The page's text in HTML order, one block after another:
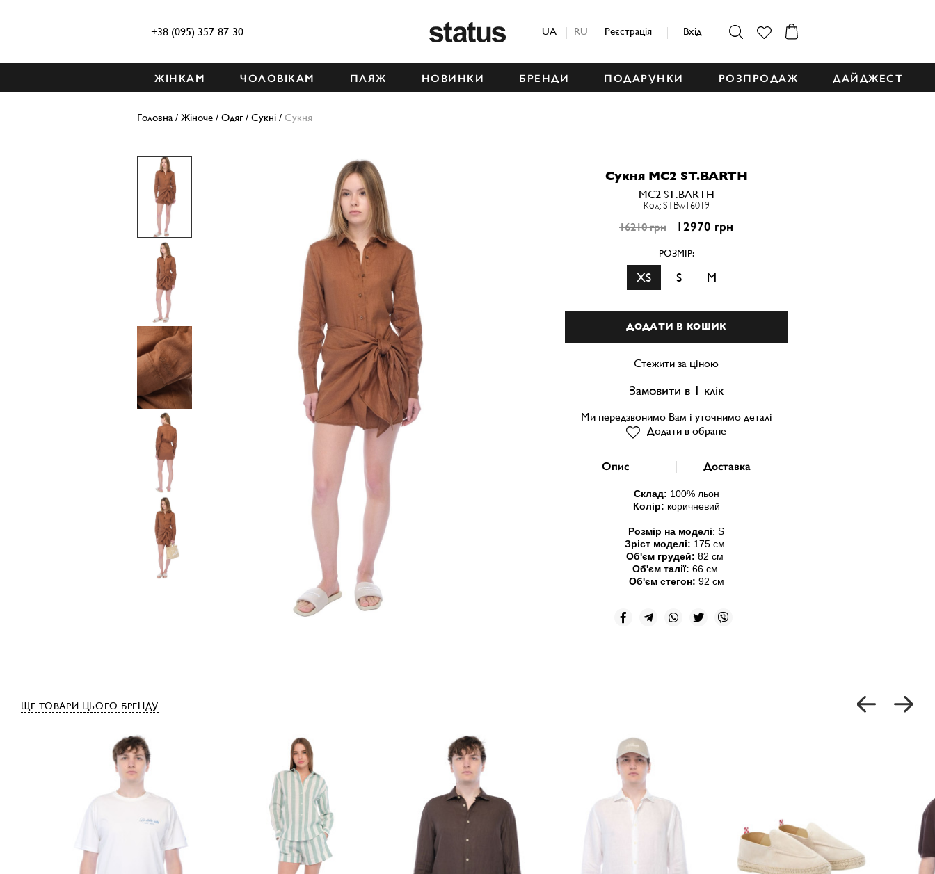
+38 (095) 357-87-30 UA RU Реєстрація Вхід
ЖІНКАМ ЧОЛОВІКАМ ПЛЯЖ НОВИНКИ БРЕНДИ ПОДАРУНКИ РОЗПРОДАЖ ДАЙДЖЕСТ
Головна / Жіноче / Одяг/ Сукні / Сукня
Сукня MC2 ST.BARTH
MC2 ST.BARTH
Код: STBw16019
16210 грн 12970 грн
РОЗМІР:
XS S M
ДОДАТИ В КОШИК
Стежити за ціною
Замовити в 1 клік
Ми передзвонимо Вам і уточнимо деталі
Додати в обране
Опис Доставка
Склад: 100% льон
Колір: коричневий
Розмір на моделі: S
Зріст моделі: 175 см
Об'єм грудей: 82 см
Об'єм талії: 66 см
Об'єм стегон: 92 см
ЩЕ ТОВАРИ ЦЬОГО БРЕНДУ